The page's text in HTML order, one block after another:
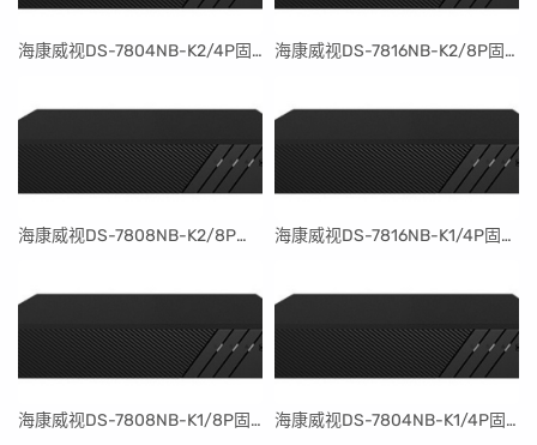
​海康威视DS-7804NB-K2/4P固件升级包V4.30.097build240401 ​海康威视DS-7816NB-K2/8P固件升级包V4.30.097build240401
​海康威视DS-7808NB-K2/8P固件升级包V4.30.097build240401 ​海康威视DS-7816NB-K1/4P固件升级包V4.30.097build240401
​海康威视DS-7808NB-K1/8P固件升级包V4.30.097build240401 ​海康威视DS-7804NB-K1/4P固件升级包V4.30.097build240401